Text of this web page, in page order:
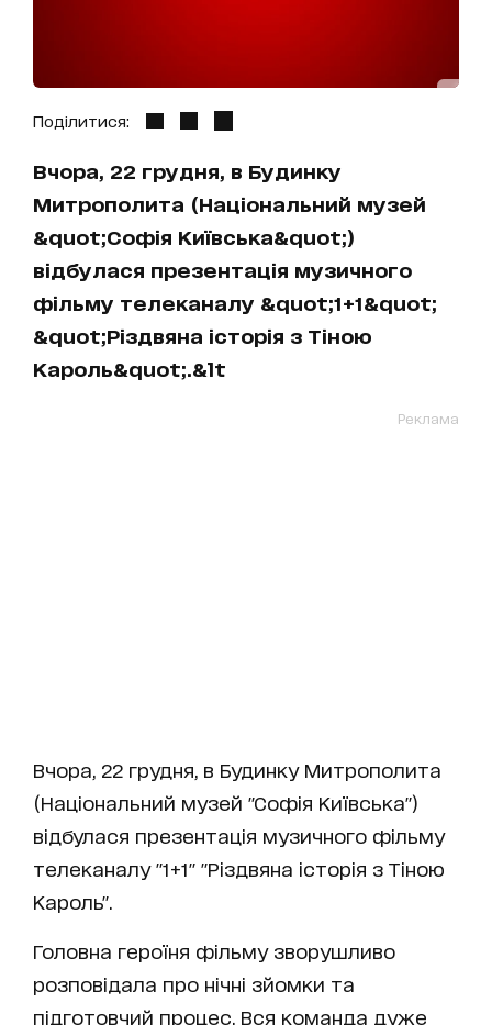
Поділитися:
Вчора, 22 грудня, в Будинку
Митрополита (Національний музей
&quot;Софія Київська&quot;)
відбулася презентація музичного
фільму телеканалу &quot;1+1&quot;
&quot;Різдвяна історія з Тіною
Кароль&quot;.&lt
Реклама
Вчора, 22 грудня, в Будинку Митрополита
(Національний музей "Софія Київська")
відбулася презентація музичного фільму
телеканалу "1+1" "Різдвяна історія з Тіною
Кароль".
Головна героїня фільму зворушливо
розповідала про нічні зйомки та
підготовчий процес. Вся команда дуже